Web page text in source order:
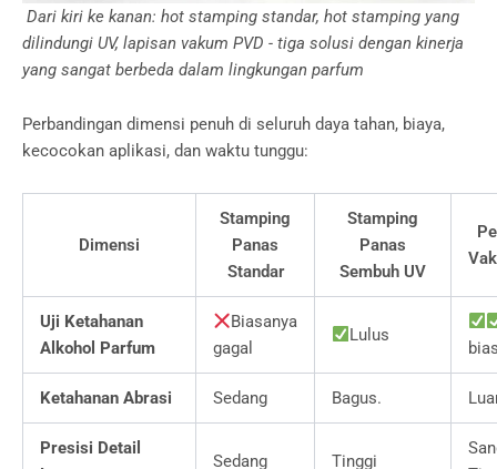
Dari kiri ke kanan: hot stamping standar, hot stamping yang
dilindungi UV, lapisan vakum PVD - tiga solusi dengan kinerja
yang sangat berbeda dalam lingkungan parfum
Perbandingan dimensi penuh di seluruh daya tahan, biaya,
kecocokan aplikasi, dan waktu tunggu:
Dimensi
Stamping
Panas
Standar
Stamping
Panas
Sembuh UV
Uji Ketahanan
Alkohol Parfum
Biasanya
gagal
Lulus
Ketahanan Abrasi Sedang Bagus.
Presisi Detail
Sedang Tinggi